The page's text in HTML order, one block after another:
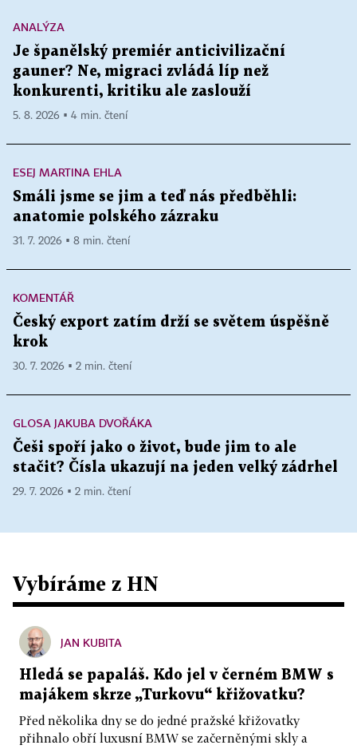
ANALÝZA
Je španělský premiér anticivilizační
gauner? Ne, migraci zvládá líp než
konkurenti, kritiku ale zaslouží
5. 8. 2026 ▪ 4 min. čtení
ESEJ MARTINA EHLA
Smáli jsme se jim a teď nás předběhli:
anatomie polského zázraku
31. 7. 2026 ▪ 8 min. čtení
KOMENTÁŘ
Český export zatím drží se světem úspěšně
krok
30. 7. 2026 ▪ 2 min. čtení
GLOSA JAKUBA DVOŘÁKA
Češi spoří jako o život, bude jim to ale
stačit? Čísla ukazují na jeden velký zádrhel
29. 7. 2026 ▪ 2 min. čtení
Vybíráme z HN
JAN KUBITA
Hledá se papaláš. Kdo jel v černém BMW s
majákem skrze „Turkovu“ křižovatku?
Před několika dny se do jedné pražské křižovatky
přihnalo obří luxusní BMW se začerněnými skly a